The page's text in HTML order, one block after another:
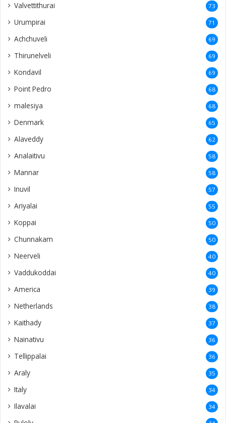
Valvettithurai 73
Urumpirai 71
Achchuveli 69
Thirunelveli 69
Kondavil 69
Point Pedro 68
malesiya 68
Denmark 65
Alaveddy 62
Analaitivu 58
Mannar 58
Inuvil 57
Ariyalai 55
Koppai 50
Chunnakam 50
Neerveli 40
Vaddukoddai 40
America 39
Netherlands 38
Kaithady 37
Nainativu 36
Tellippalai 36
Araly 35
Italy 34
Ilavalai 34